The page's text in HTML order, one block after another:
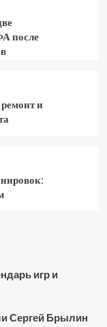
после
и
игр и
Сергей Брылин